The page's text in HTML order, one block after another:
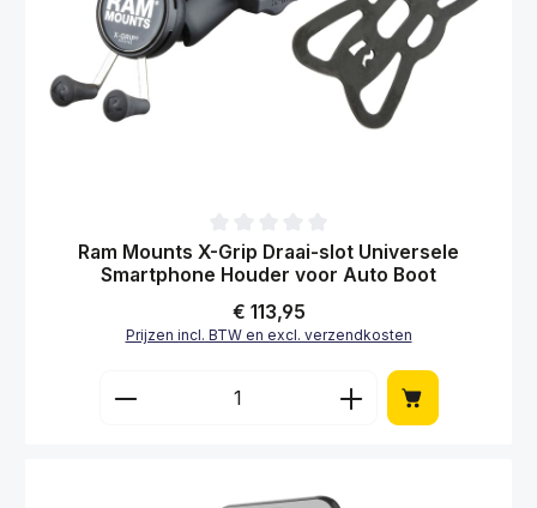
Gemiddelde waardering van 0 van 5 sterren
Ram Mounts X-Grip Draai-slot Universele
Smartphone Houder voor Auto Boot
Normale prijs:
€ 113,95
Prijzen incl. BTW en excl. verzendkosten
Producthoeveelheid: Voer de gewenste